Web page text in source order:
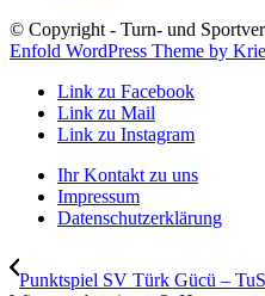
© Copyright - Turn- und
Enfold WordPress Theme by
Link zu Facebook
Link zu Mail
Link zu Instagram
Ihr Kontakt zu uns
Impressum
Datenschutzerklärung
Punktspiel SV Türk Gücü –